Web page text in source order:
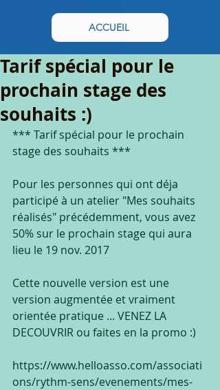
ACCUEIL
Tarif spécial pour le
prochain stage des
souhaits :)
*** Tarif spécial pour le prochain
stage des souhaits ***
Pour les personnes qui ont déja
participé à un atelier "Mes souhaits
réalisés" précédemment, vous avez
50% sur le prochain stage qui aura
lieu le 19 nov. 2017
Cette nouvelle version est une
version augmentée et vraiment
orientée pratique ... VENEZ LA
DECOUVRIR ou faites en la promo :)
https://www.helloasso.com/associati
ons/rythm-sens/evenements/mes-